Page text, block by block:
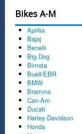
Bikes A-M
Aprilia
Bajaj
Benelli
Big Dog
Bimota
Buell/EBR
BMW
Brammo
Can-Am
Ducati
Harley-Davidson
Honda